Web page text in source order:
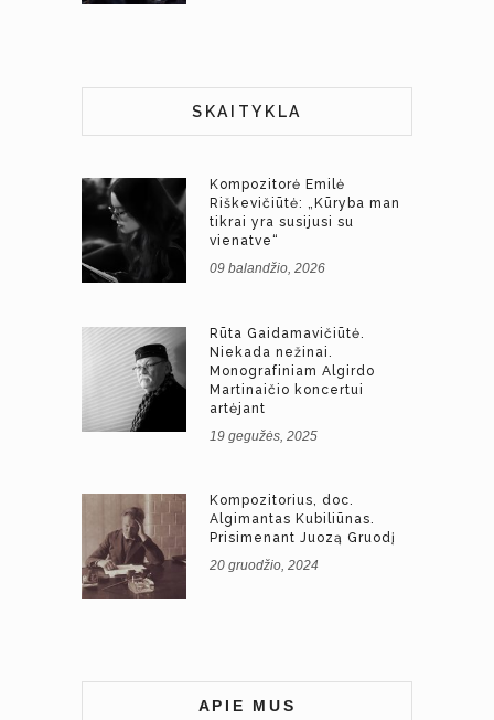
SKAITYKLA
Kompozitorė Emilė
Riškevičiūtė: „Kūryba man
tikrai yra susijusi su
vienatve“
09 balandžio, 2026
Rūta Gaidamavičiūtė.
Niekada nežinai.
Monografiniam Algirdo
Martinaičio koncertui
artėjant
19 gegužės, 2025
Kompozitorius, doc.
Algimantas Kubiliūnas.
Prisimenant Juozą Gruodį
20 gruodžio, 2024
APIE MUS